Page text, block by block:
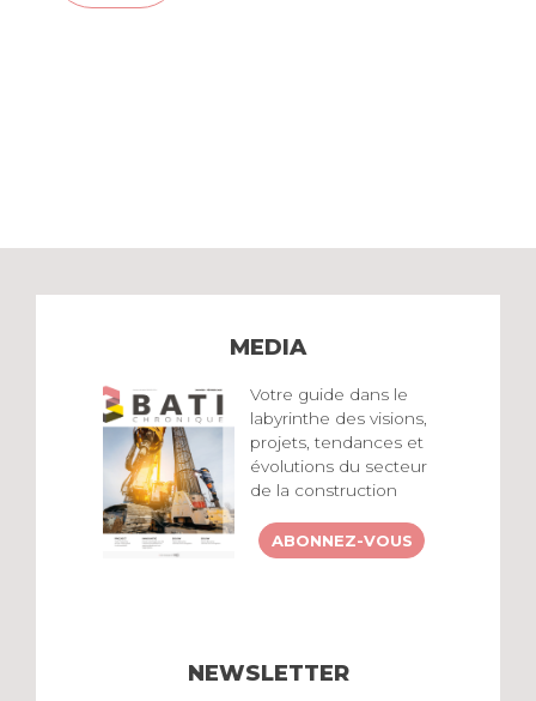
MEDIA
Votre guide dans le
labyrinthe des visions,
projets, tendances et
évolutions du secteur
de la construction
ABONNEZ-VOUS
NEWSLETTER